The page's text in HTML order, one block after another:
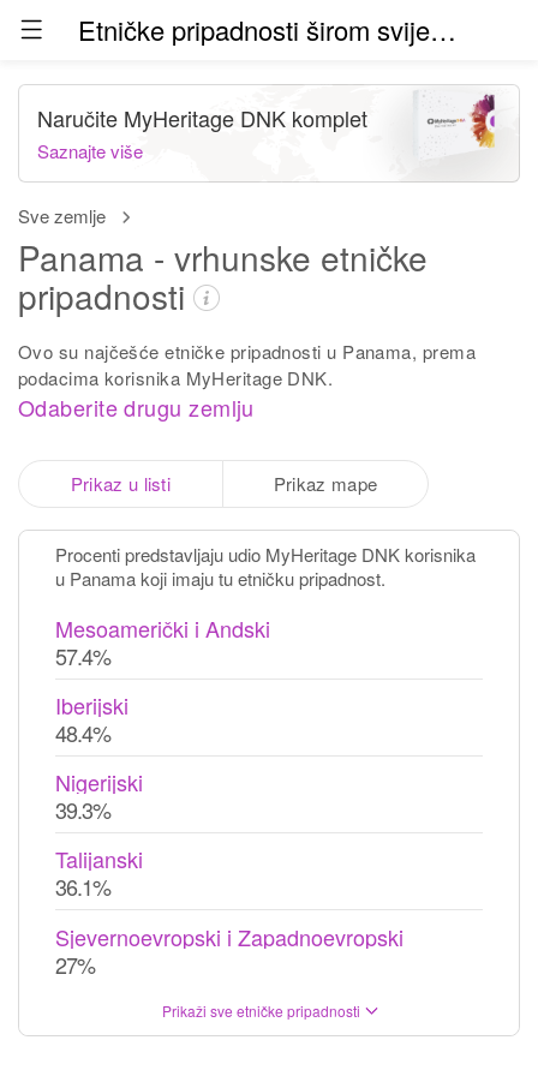
Etničke pripadnosti širom svijeta (beta)
Sve zemlje
Panama - vrhunske etničke
pripadnosti
Ovo su najčešće etničke pripadnosti u Panama, prema
podacima korisnika MyHeritage DNK.
Odaberite drugu zemlju
Naručite MyHeritage DNK komplet
Saznajte više
Prikaz u listi Prikaz mape
Procenti predstavljaju udio MyHeritage DNK korisnika
u Panama koji imaju tu etničku pripadnost.
Mesoamerički i Andski
57.4%
Iberijski
48.4%
Nigerijski
39.3%
Talijanski
36.1%
Sjevernoevropski i Zapadnoevropski
27%
Prikaži sve etničke pripadnosti